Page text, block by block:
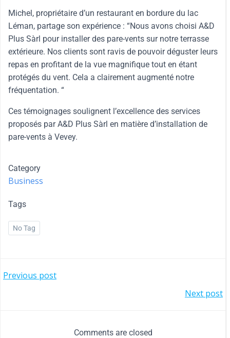
Michel, propriétaire d’un restaurant en bordure du lac
Léman, partage son expérience : “Nous avons choisi A&D
Plus Sàrl pour installer des pare-vents sur notre terrasse
extérieure. Nos clients sont ravis de pouvoir déguster leurs
repas en profitant de la vue magnifique tout en étant
protégés du vent. Cela a clairement augmenté notre
fréquentation. “
Ces témoignages soulignent l’excellence des services
proposés par A&D Plus Sàrl en matière d’installation de
pare-vents à Vevey.
Category
Business
Tags
No Tag
Previous post
Next post
Comments are closed